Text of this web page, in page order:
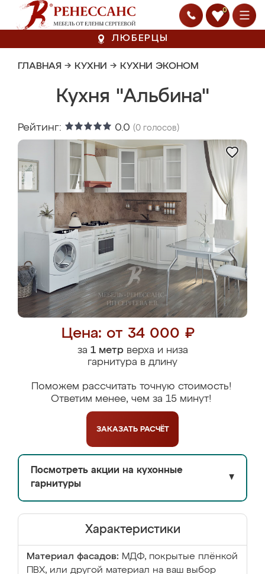
0
ЛЮБЕРЦЫ
ГЛАВНАЯ → КУХНИ → КУХНИ ЭКОНОМ
Кухня "Альбина"
Рейтинг: 0.0 (0 голосов)
Цена: от 34 000 ₽
за 1 метрверха и низа
гарнитура в длину
Поможем рассчитать точную стоимость!
Ответим менее, чем за 15 минут!
ЗАКАЗАТЬ РАСЧЁТ
Посмотреть акции на кухонные
гарнитуры
▼
Характеристики
Материал фасадов: МДФ, покрытые плёнкой
ПВХ, или другой материал на ваш выбор